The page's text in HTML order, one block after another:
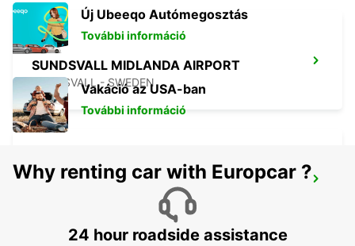
SUNDSVALL MIDLANDA AIRPORT
SUNDSVALL - SWEDEN
SUNDSVALL
Új Ubeeqo Autómegosztás
További információ
Vakáció az USA-ban
További információ
Why renting car with Europcar ?
24 hour roadside assistance